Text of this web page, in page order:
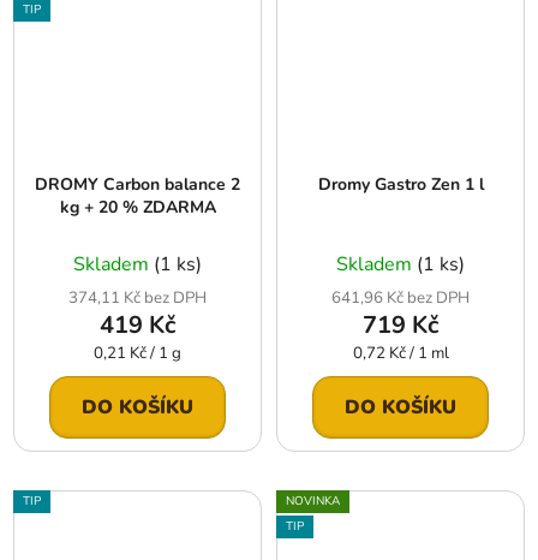
TIP
DROMY Carbon balance 2
kg + 20 % ZDARMA
Skladem (1 ks)
374,11 Kč bez DPH
419 Kč
Měrná
cena:
0,21 Kč / 1 g
DO KOŠÍKU
Dromy Gastro Zen 1 l
Skladem (1 ks)
641,96 Kč bez DPH
719 Kč
Měrná
cena:
0,72 Kč / 1 ml
DO KOŠÍKU
TIP
NOVINKA
TIP